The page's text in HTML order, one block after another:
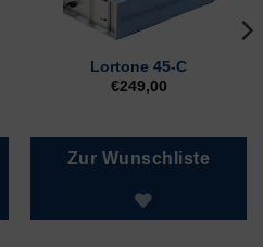
Lortone 45-C
€249,00
Zur Wunschliste